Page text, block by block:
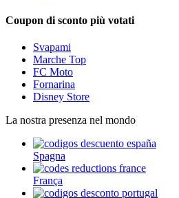
Coupon di sconto più votati
Svapami
Marche Top
FC Moto
Fornarina
Disney Store
La nostra presenza nel mondo
Spagna
França